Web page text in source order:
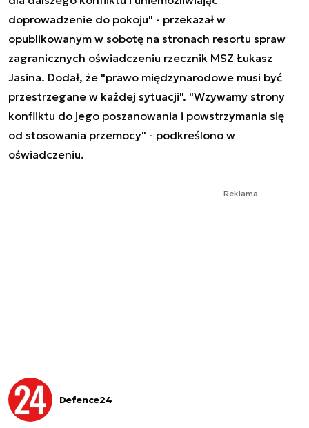
doprowadzenie do pokoju" - przekazał w
opublikowanym w sobotę na stronach resortu spraw
zagranicznych oświadczeniu rzecznik MSZ Łukasz
Jasina. Dodał, że "prawo międzynarodowe musi być
przestrzegane w każdej sytuacji". "Wzywamy strony
konfliktu do jego poszanowania i powstrzymania się
od stosowania przemocy" - podkreślono w
oświadczeniu.
Reklama
Defence24